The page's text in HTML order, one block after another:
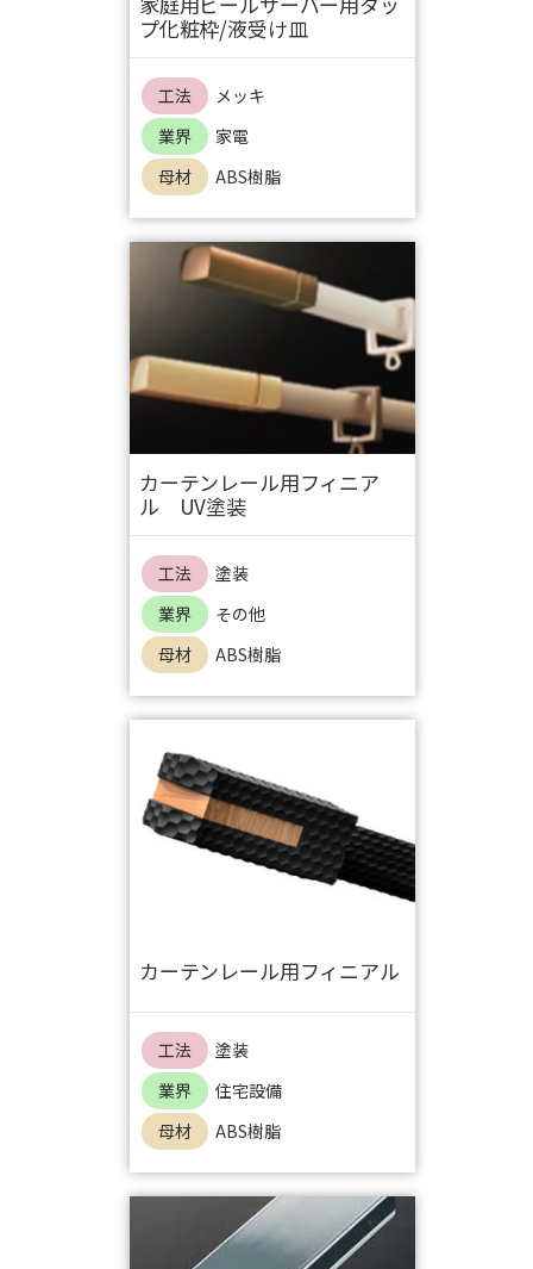
プ化粧枠/液受け皿
工法
メッキ
業界
家電
母材
ABS樹脂
カーテンレール用フィニア
ル UV塗装
工法
塗装
業界
その他
母材
ABS樹脂
カーテンレール用フィニアル
工法
塗装
業界
住宅設備
母材
ABS樹脂